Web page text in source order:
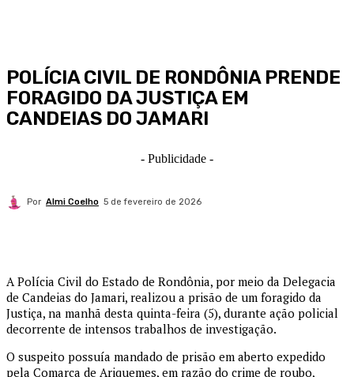
POLÍCIA CIVIL DE RONDÔNIA PRENDE
FORAGIDO DA JUSTIÇA EM
CANDEIAS DO JAMARI
- Publicidade -
Por Almi Coelho 5 de fevereiro de 2026
A Polícia Civil do Estado de Rondônia, por meio da Delegacia
de Candeias do Jamari, realizou a prisão de um foragido da
Justiça, na manhã desta quinta-feira (5), durante ação policial
decorrente de intensos trabalhos de investigação.
O suspeito possuía mandado de prisão em aberto expedido
pela Comarca de Ariquemes, em razão do crime de roubo,